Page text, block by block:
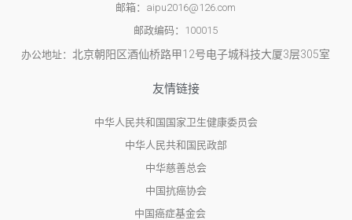
邮箱：aipu2016@126.com
邮政编码：100015
办公地址： 北京朝阳区酒仙桥路甲12号电子城科技大厦3层305室
友情链接
中华人民共和国国家卫生健康委员会
中华人民共和国民政部
中华慈善总会
中国抗癌协会
中国癌症基金会